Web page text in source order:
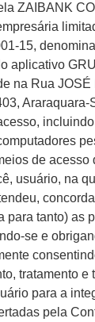
ZAIBANK
15,
aplicativo
na Rua
Araraquara-
de acesso
usuário, na
para tanto) as
se e
tratamento e
para a
pela